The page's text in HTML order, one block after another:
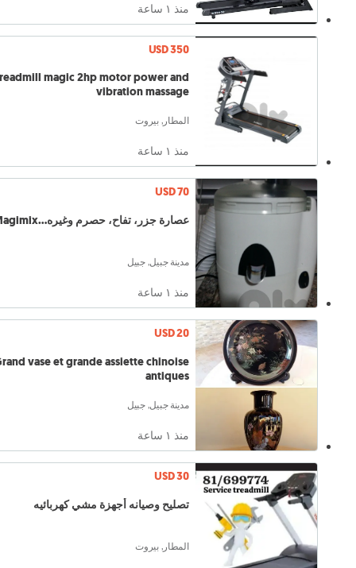
منذ ١ ساعة
USD 350
magic 2hp motor power and
vibration massage
المطار, بيروت
منذ ١ ساعة
USD 70
عصارة جزر، تفاح، حصرم وغيره...Magimix
مدينة جبيل, جبيل
منذ ١ ساعة
USD 20
vase et grande assiette chinoise
antiques
مدينة جبيل, جبيل
منذ ١ ساعة
USD 30
تصليح وصيانه أجهزة مشي كهربائيه
المطار, بيروت